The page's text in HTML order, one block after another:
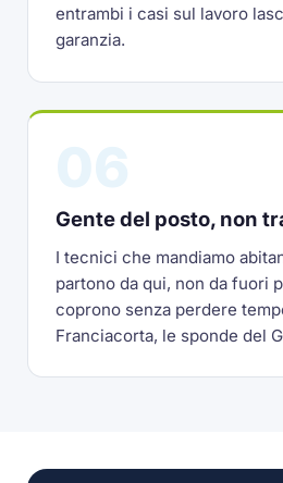
entrambi i casi sul lavoro
garanzia.
Gente del posto, non
I tecnici che mandiamo
partono da qui, non da fuori
coprono senza perdere
Franciacorta, le sponde del